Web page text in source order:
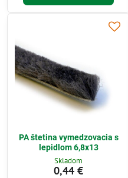
PA štetina vymedzovacia s
lepidlom 6,8x13
Skladom
0,44 €